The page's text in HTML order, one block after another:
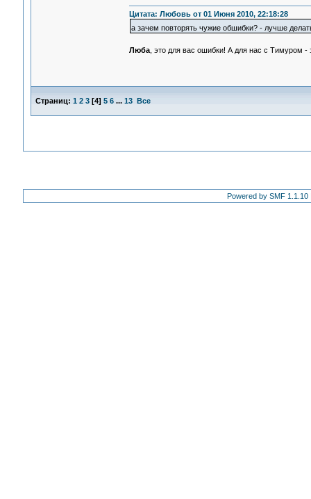
Цитата: Любовь от 01 Июня 2010, 22:18:28
а зачем повторять чужие обшибки? - лучше
Люба, это для вас ошибки! А для нас с Тимуром -
Страниц: 1 2 3[4] 5 6 ... 13 Все
Powered by SMF 1.1.10